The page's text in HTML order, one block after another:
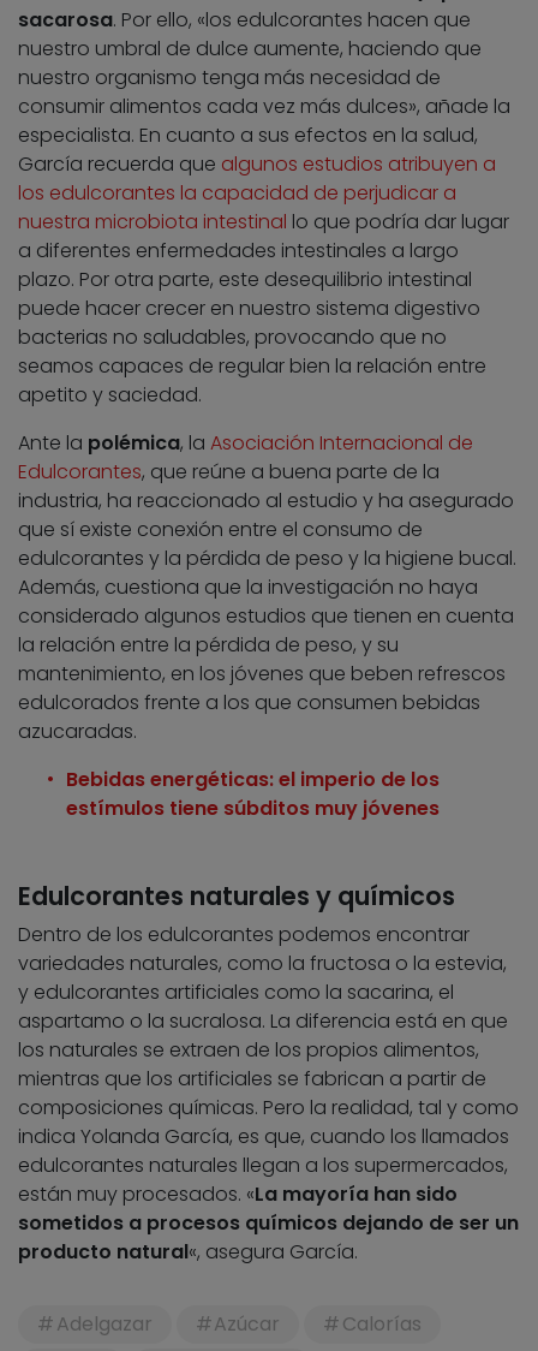
sacarosa. Por ello, «los edulcorantes hacen que
nuestro umbral de dulce aumente, haciendo que
nuestro organismo tenga más necesidad de
consumir alimentos cada vez más dulces», añade la
especialista. En cuanto a sus efectos en la salud,
García recuerda que algunos estudios atribuyen a
los edulcorantes la capacidad de perjudicar a
nuestra microbiota intestinal lo que podría dar lugar
a diferentes enfermedades intestinales a largo
plazo. Por otra parte, este desequilibrio intestinal
puede hacer crecer en nuestro sistema digestivo
bacterias no saludables, provocando que no
seamos capaces de regular bien la relación entre
apetito y saciedad.
Ante la polémica, la Asociación Internacional de
Edulcorantes, que reúne a buena parte de la
industria, ha reaccionado al estudio y ha asegurado
que sí existe conexión entre el consumo de
edulcorantes y la pérdida de peso y la higiene bucal.
Además, cuestiona que la investigación no haya
considerado algunos estudios que tienen en cuenta
la relación entre la pérdida de peso, y su
mantenimiento, en los jóvenes que beben refrescos
edulcorados frente a los que consumen bebidas
azucaradas.
Bebidas energéticas: el imperio de los
estímulos tiene súbditos muy jóvenes
Edulcorantes naturales y químicos
Dentro de los edulcorantes podemos encontrar
variedades naturales, como la fructosa o la estevia,
y edulcorantes artificiales como la sacarina, el
aspartamo o la sucralosa. La diferencia está en que
los naturales se extraen de los propios alimentos,
mientras que los artificiales se fabrican a partir de
composiciones químicas. Pero la realidad, tal y como
indica Yolanda García, es que, cuando los llamados
edulcorantes naturales llegan a los supermercados,
están muy procesados. «La mayoría han sido
sometidos a procesos químicos dejando de ser un
producto natural«, asegura García.
Adelgazar Azúcar
Calorías